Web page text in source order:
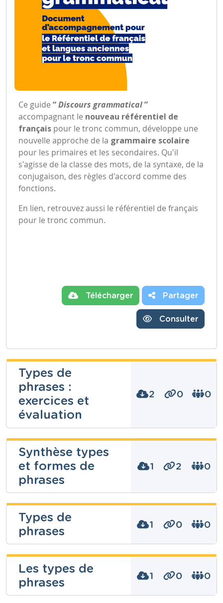
Ce guide “Discours grammatical”
accompagnant le nouveau référentiel de
français pour le tronc commun, développe une
nouvelle approche de la grammaire scolaire
pour les primaires et les secondaires. Qu'il
s'agisse de la classe des mots, de la syntaxe, de la
conjugaison, des règles d'accord comme des
fonctions.
En lien, retrouvez aussi le référentiel de français
pour le tronc commun.
Télécharger Partager
Consulter
Types de
phrases :
exercices et
évaluation
2 0 0
Stéphanie
Noben
Niveau
Fondamental
Français
Année
3 années
Tags
phrase, phrase impérative, phrase interrogative,
types phrases
Synthèse types
et formes de
phrases
1 2 0
Geiregat
Camille
Niveau
Français
Année
3 années
Types de
phrases
1 0 0
Niveau
Fondamental
Les types de
phrases
1 0 0